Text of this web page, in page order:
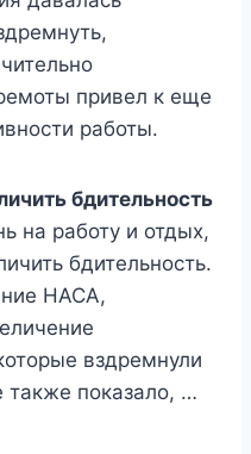
привел к еще
работы.
бдительность
на работу и отдых,
бдительность.
НАСА,
вздремнули
также показало, …